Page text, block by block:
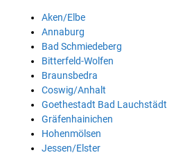
Aken/Elbe
Annaburg
Bad Schmiedeberg
Bitterfeld-Wolfen
Braunsbedra
Coswig/Anhalt
Goethestadt Bad Lauchstädt
Gräfenhainichen
Hohenmölsen
Jessen/Elster